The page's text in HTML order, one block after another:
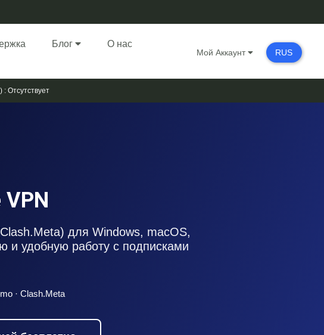
Блог
О нас
Мой Аккаунт RUS
: Отсутствует
для Windows, macOS,
и удобную работу с подписками
· Clash.Meta